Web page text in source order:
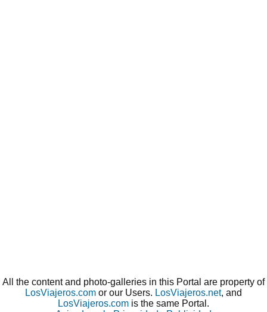
All the content and photo-galleries in this Portal are property of
LosViajeros.com or our Users. LosViajeros.net, and
LosViajeros.com is the same Portal.